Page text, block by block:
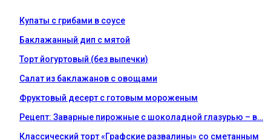
Купаты с грибами в соусе
Баклажанный дип с мятой
Торт йогуртовый (без выпечки)
Салат из баклажанов с овощами
Фруктовый десерт с готовым мороженым
Рецепт: Заварные пирожные с шоколадной глазурью – в…
Классический торт «Графские развалины» со сметанным